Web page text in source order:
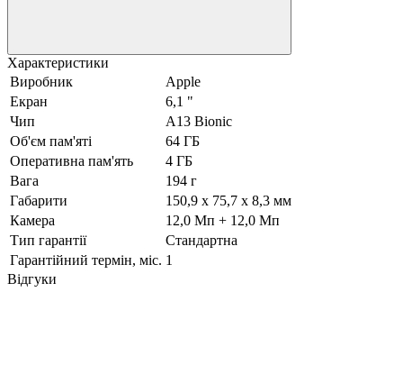
Характеристики
Виробник
Apple
Екран
6,1 "
Чип
A13 Bionic
Об'єм пам'яті
64 ГБ
Оперативна пам'ять
4 ГБ
Вага
194 г
Габарити
150,9 x 75,7 x 8,3 мм
Камера
12,0 Мп + 12,0 Мп
Тип гарантії
Стандартна
Гарантійний термін, міс. 1
Відгуки